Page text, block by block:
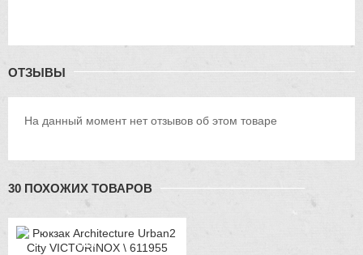
ОТЗЫВЫ
На данный момент нет отзывов об этом товаре
30 ПОХОЖИХ ТОВАРОВ
-12%